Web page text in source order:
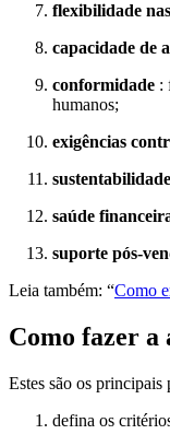
flexibilidade
capacidade de
conformidade :
humanos;
exigências
sustentabilidade
saúde
suporte pós-
Leia também: “Como
Como fazer a
Estes são os principais
defina os